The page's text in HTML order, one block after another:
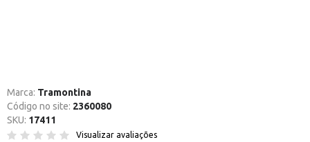
Marca: Tramontina
Código no site: 2360080
SKU: 17411
Visualizar avaliações